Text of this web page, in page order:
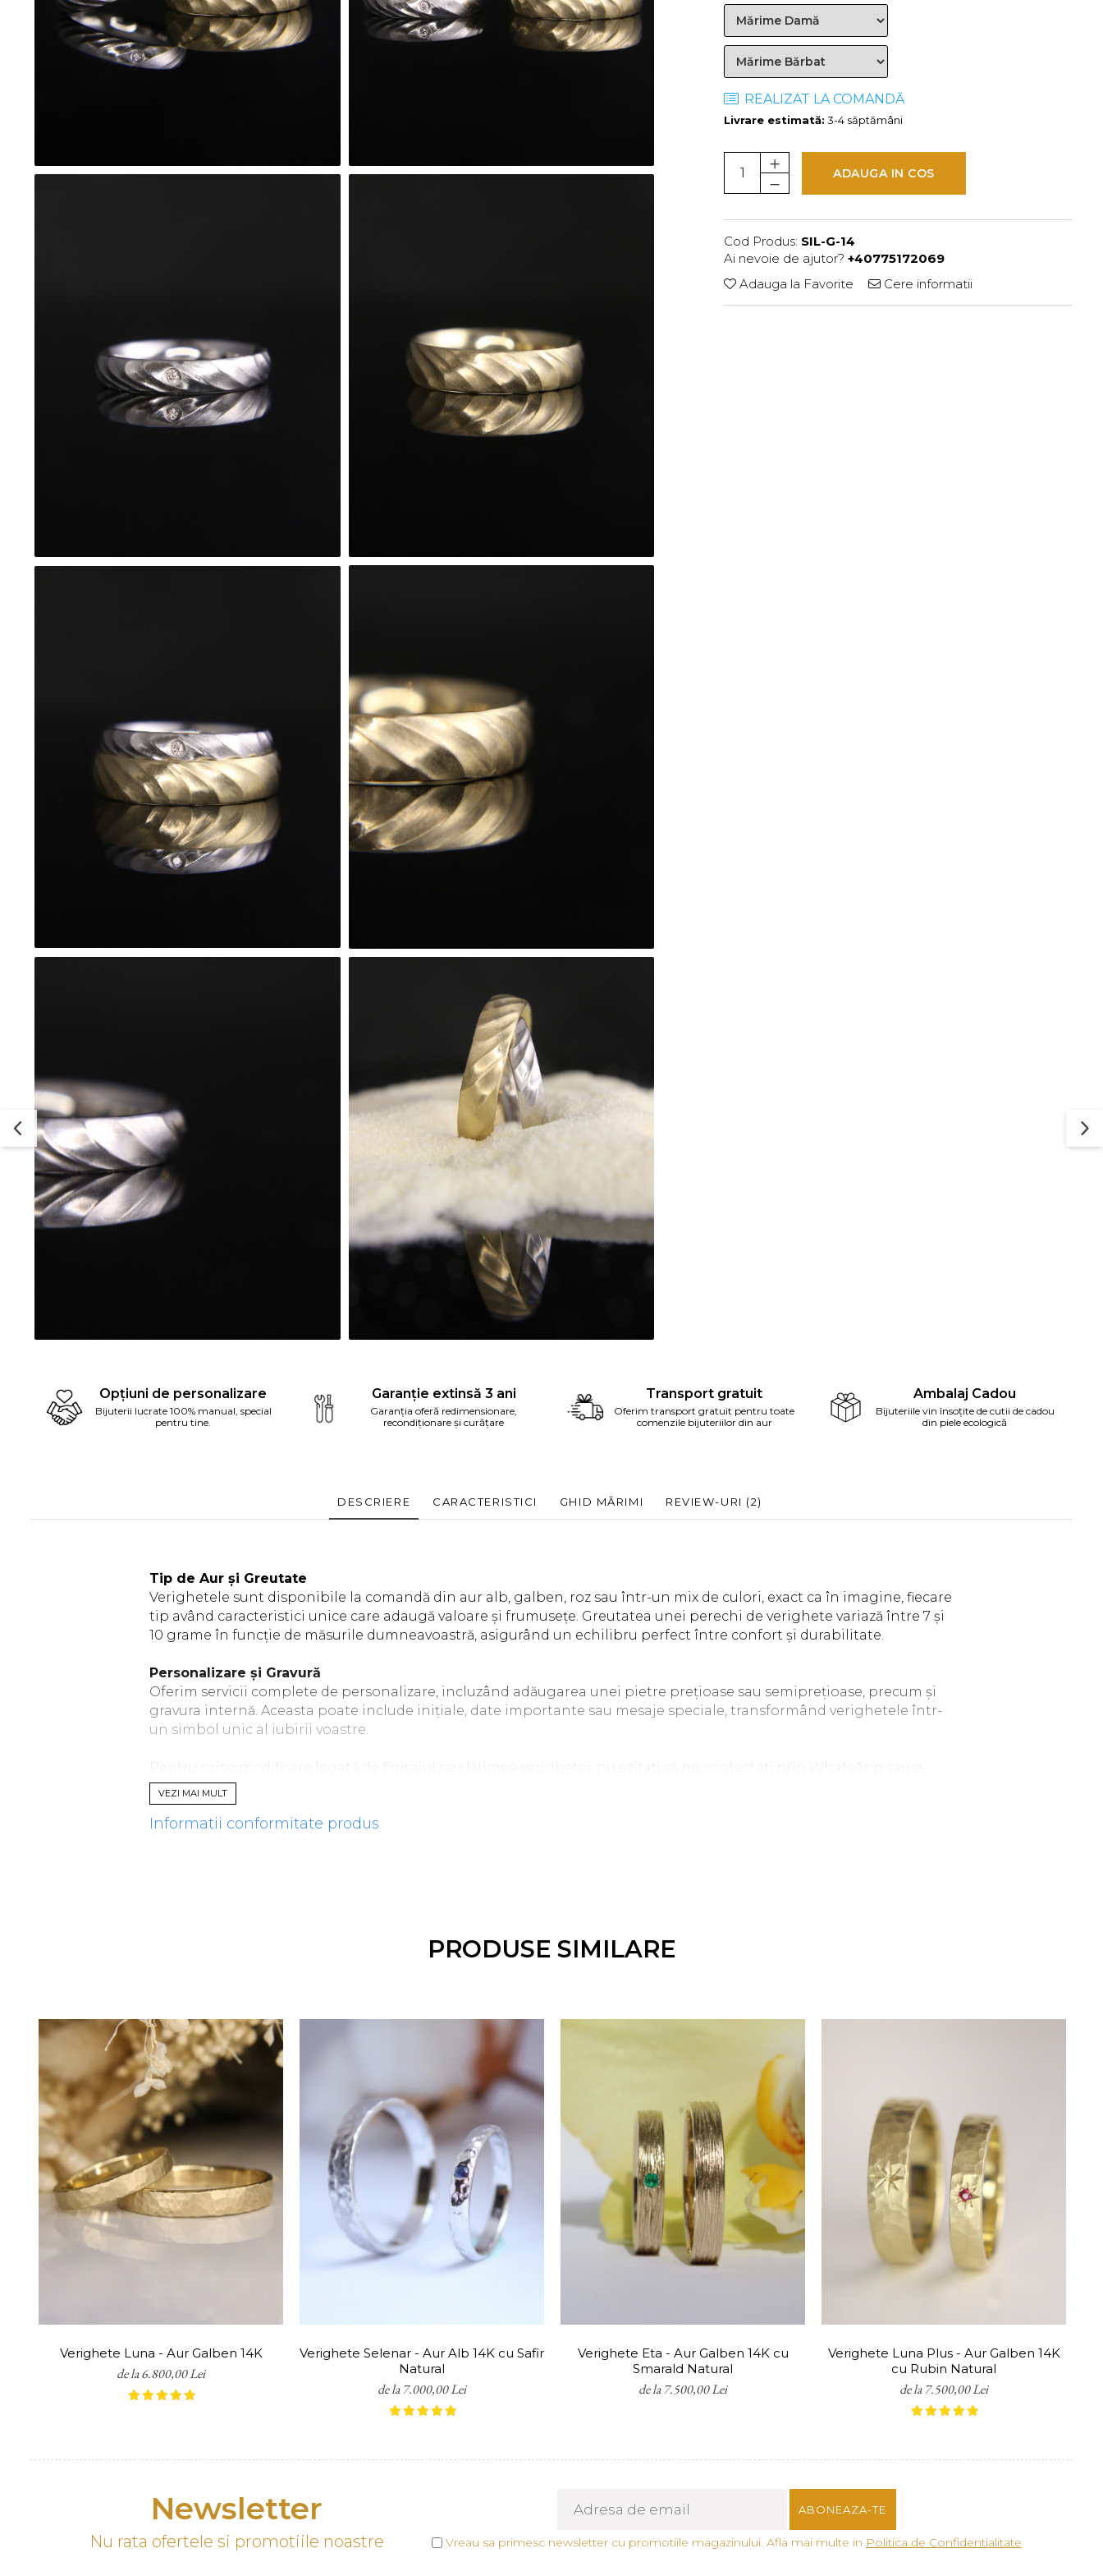
Facebook
REALIZAT LA COMANDĂ
Livrare estimată: 3-4 săptămâni
ADAUGA IN COS
Cod Produs: SIL-G-14
Ai nevoie de ajutor? +40775172069
Adauga la Favorite
Cere informatii
Opțiuni de personalizare
Bijuterii lucrate 100% manual, special
pentru tine.
Garanție extinsă 3 ani
Garanția oferă redimensionare,
recondiționare și curățare
Transport gratuit
Oferim transport gratuit pentru toate
comenzile bijuteriilor din aur
Ambalaj Cadou
Bijuteriile vin însoțite de cutii de cadou
din piele ecologică
DESCRIERE CARACTERISTICI GHID MĂRIMI REVIEW-URI (2)
Tip de Aur și Greutate
Verighetele sunt disponibile la comandă din aur alb, galben, roz sau într-un mix de culori, exact ca în imagine, fiecare
tip având caracteristici unice care adaugă valoare și frumusețe. Greutatea unei perechi de verighete variază între 7 și
10 grame în funcție de măsurile dumneavoastră, asigurând un echilibru perfect între confort și durabilitate.
Personalizare și Gravură
Oferim servicii complete de personalizare, incluzând adăugarea unei pietre prețioase sau semiprețioase, precum și
gravura internă. Aceasta poate include inițiale, date importante sau mesaje speciale, transformând verighetele într-
un simbol unic al iubirii voastre.
Pentru orice modificare legată de finisajul sau lățimea verighetei, nu ezitați să ne contactați prin WhatsApp sau e-
mail. Alternativ, la finalizarea comenzii, vă rugăm să lăsați un comentariu în secțiunea Observații în care să specificați
orice modificare dorită. Unul dintre colegii noștri vă va contacta pentru a confirma detaliile.
Inelele, lucrate manual, pot prezenta diferențe minore față de imaginea de prezentare. Detaliile fine și
Pentru a comanda verighetele dorite, puteți plasa comanda direct pe site. Alternativ, aveți opțiunea de a programa o
întâlnire de consiliere în atelierul nostru sau online, în funcție de preferințele dumneavoastră.
Termenul mediu de livrare este de 4 săptămâni, dar în funcție de complexitatea personalizării și disponibilitatea
materialelor, termenul se poate extinde, nu mai mult de 30 de zile lucrătoare.
Prețul afișat este pentru o pereche de verighete.
Garanție și Servicii Suplimentare*
Pentru a menține verighetele în stare perfectă, oferim o garanție extinsă de 3 ani, care includegratuit
servicii de
întreținere, curățare, lustruire, rodinare și redimensionare. În cazul pierderii accidentale a unei pietre, oferim servicii
de remontare contracost.
Transportul este gratuit pentru toate produsele realizate din aur.
*Notă: Conform OUG 34/2014, bijuteriile realizate la comandă nu pot fi returnate. Totuși, oferim servicii gratuite
de ajustare pentru a ne asigura că bijuteria creată se potrivește perfect.
VEZI MAI MULT
Informatii conformitate produs
PRODUSE SIMILARE
Verighete Luna - Aur Galben 14K
de la 6.800,00 Lei
Verighete Selenar - Aur Alb 14K cu Safir
Natural
de la 7.000,00 Lei
Verighete Eta - Aur Galben 14K cu
Smarald Natural
de la 7.500,00 Lei
Verighete Luna Plus - Aur Galben 14K
cu Rubin Natural
de la 7.500,00 Lei
Newsletter
Nu rata ofertele si promotiile noastre Vreau sa primesc newsletter cu promotiile magazinului. Afla mai multe in Politica de Confidentialitate